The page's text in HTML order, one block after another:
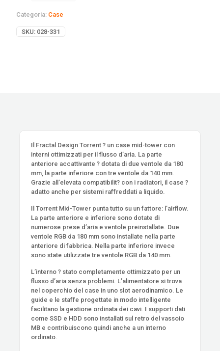
Categoria: Case
SKU: 028-331
Il Fractal Design Torrent ? un case mid-tower con
interni ottimizzati per il flusso d’aria. La parte
anteriore accattivante ? dotata di due ventole da 180
mm, la parte inferiore con tre ventole da 140 mm.
Grazie all’elevata compatibilit? con i radiatori, il case ?
adatto anche per sistemi raffreddati a liquido.
Il Torrent Mid-Tower punta tutto su un fattore: l’airflow.
La parte anteriore e inferiore sono dotate di
numerose prese d’aria e ventole preinstallate. Due
ventole RGB da 180 mm sono installate nella parte
anteriore di fabbrica. Nella parte inferiore invece
sono state utilizzate tre ventole RGB da 140 mm.
L’interno ? stato completamente ottimizzato per un
flusso d’aria senza problemi. L’alimentatore si trova
nel coperchio del case in uno slot aerodinamico. Le
guide e le staffe progettate in modo intelligente
facilitano la gestione ordinata dei cavi. I supporti dati
come SSD e HDD sono installati sul retro del vassoio
MB e contribuiscono quindi anche a un interno
ordinato.